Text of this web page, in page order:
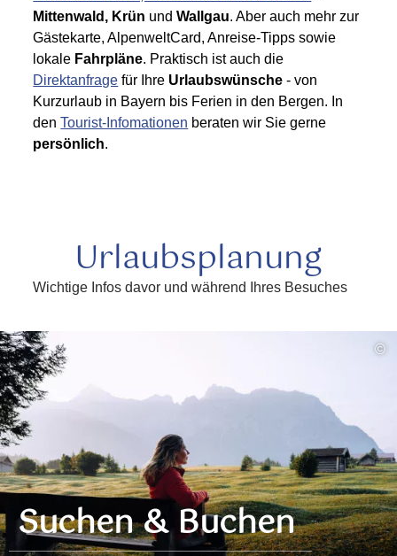
Mittenwald, Krün und Wallgau. Aber auch mehr zur
Gästekarte, AlpenweltCard, Anreise-Tipps sowie
lokale Fahrpläne. Praktisch ist auch die
Direktanfrage für Ihre Urlaubswünsche - von
Kurzurlaub in Bayern bis Ferien in den Bergen. In
denTourist-Infomationen beraten wir Sie gerne
persönlich.
Urlaubsplanung
Wichtige Infos davor und während Ihres Besuches
©
Suchen & Buchen